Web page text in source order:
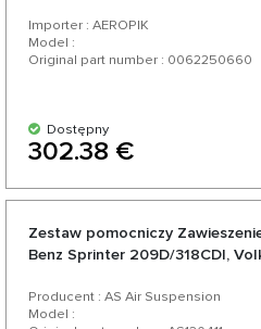
Importer : AEROPIK
Model :
Original part number : 0062250660
Dostępny
302.38 €
Zestaw pomocniczy
Benz Sprinter 209D/318CDI,
Producent : AS Air Suspension
Model :